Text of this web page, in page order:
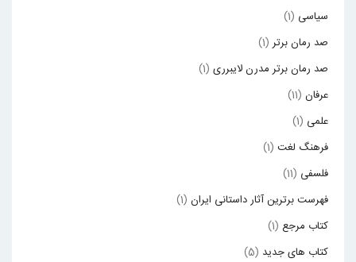
سیاسی (1)
صد رمان برتر (1)
صد رمان برتر مدرن لایبرری (1)
عرفان (11)
علمی (1)
فرهنگ لغت (1)
فلسفی (11)
فهرست برترین آثار داستانی ایران (1)
کتاب مرجع (1)
کتاب های جدید (5)